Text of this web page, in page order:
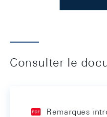
Consulter le
Remarques